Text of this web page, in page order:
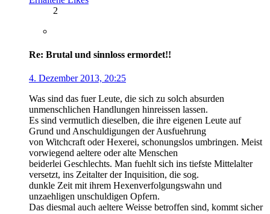
2
Re: Brutal und sinnloss ermordet!!
4. Dezember 2013, 20:25
Was sind das fuer Leute, die sich zu solch absurden
unmenschlichen Handlungen hinreissen lassen.
Es sind vermutlich dieselben, die ihre eigenen Leute auf
Grund und Anschuldigungen der Ausfuehrung
von Witchcraft oder Hexerei, schonungslos umbringen. Meist
vorwiegend aeltere oder alte Menschen
beiderlei Geschlechts. Man fuehlt sich ins tiefste Mittelalter
versetzt, ins Zeitalter der Inquisition, die sog.
dunkle Zeit mit ihrem Hexenverfolgungswahn und
unzaehligen unschuldigen Opfern.
Das diesmal auch aeltere Weisse betroffen sind, kommt sicher